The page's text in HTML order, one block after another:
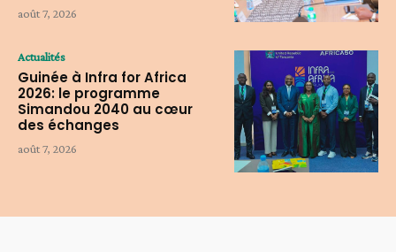
août 7, 2026
Actualités
Guinée à Infra for Africa
2026: le programme
Simandou 2040 au cœur
des échanges
août 7, 2026